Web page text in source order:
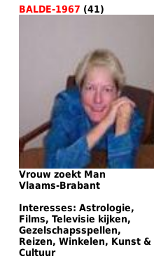
BALDE-1967 (41)
Vrouw zoekt Man
Vlaams-Brabant
Interesses: Astrologie,
Films, Televisie kijken,
Gezelschapsspellen,
Reizen, Winkelen, Kunst &
Cultuur